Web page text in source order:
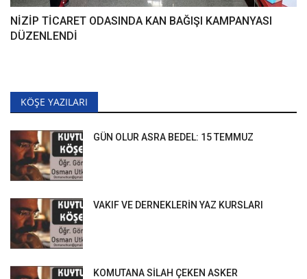
NİZİP TİCARET ODASINDA KAN BAĞIŞI KAMPANYASI
DÜZENLENDİ
KÖŞE YAZILARI
GÜN OLUR ASRA BEDEL: 15 TEMMUZ
VAKIF VE DERNEKLERİN YAZ KURSLARI
KOMUTANA SİLAH ÇEKEN ASKER